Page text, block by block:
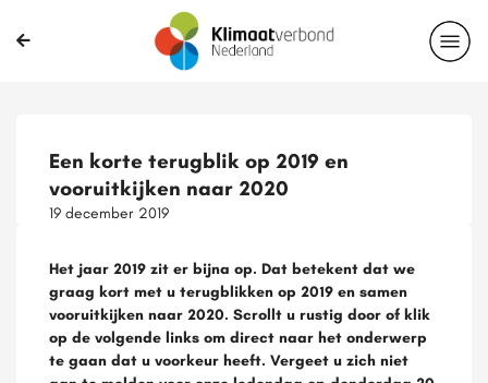
Een korte terugblik op 2019 en
vooruitkijken naar 2020
19 december 2019
Het jaar 2019 zit er bijna op. Dat betekent dat we
graag kort met u terugblikken op 2019 en samen
vooruitkijken naar 2020. Scrollt u rustig door of klik
op de volgende links om direct naar het onderwerp
te gaan dat u voorkeur heeft. Vergeet u zich niet